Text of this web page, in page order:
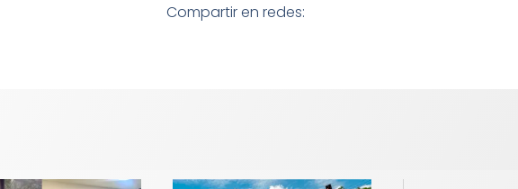
Compartir en redes: